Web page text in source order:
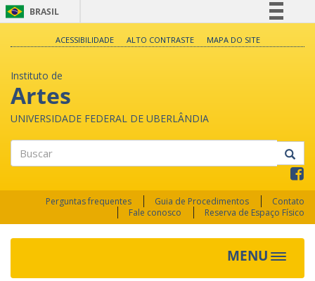
BRASIL
Legislação
Canais
ACESSIBILIDADE ALTO CONTRASTE MAPA DO SITE
Instituto de
Artes
UNIVERSIDADE FEDERAL DE UBERLÂNDIA
Perguntas frequentes Guia de Procedimentos
Contato
Fale conosco
Reserva de Espaço Físico
MENU
Toggle